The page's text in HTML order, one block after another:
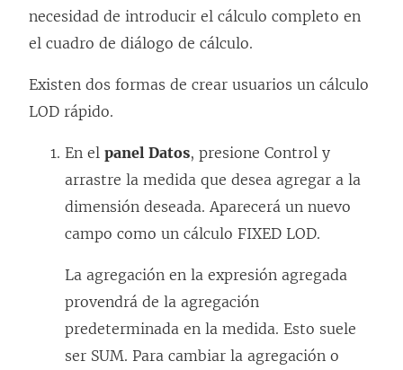
necesidad de introducir el cálculo completo en
el cuadro de diálogo de cálculo.
Existen dos formas de crear usuarios un cálculo
LOD rápido.
En el panel Datos, presione Control y
arrastre la medida que desea agregar a la
dimensión deseada. Aparecerá un nuevo
campo como un cálculo FIXED LOD.
La agregación en la expresión agregada
provendrá de la agregación
predeterminada en la medida. Esto suele
ser SUM. Para cambiar la agregación o